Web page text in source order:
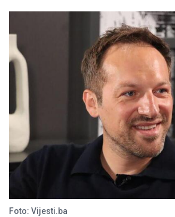
Foto: Vijesti.ba